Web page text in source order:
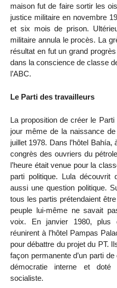
maison fut de faire sortir les
justice militaire en novembre
et six mois de prison.
militaire annula le procès. La
résultat en fut un grand
dans la conscience de classe
l’ABC.
Le Parti des travailleurs
La proposition de créer le
jour même de la naissance
juillet 1978. Dans l’hôtel
congrès des ouvriers du
l’heure était venue pour la
parti politique. Lula découvrit
aussi une question politique.
tous les partis prétendaient
peuple lui-même ne savait
voix. En janvier 1980, plus
réunirent à l’hôtel Pampas
pour débattre du projet du PT.
façon permanente d’un parti
démocratie interne et doté
socialiste.